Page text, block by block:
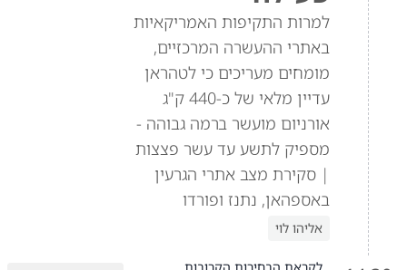
למרות התקיפות האמריקאיות
באתרי ההעשרה המרכזיים,
מומחים מעריכים כי לטהראן
עדיין מלאי של כ-440 ק"ג
אורניום מועשר ברמה גבוהה -
מספיק לתשע עד עשר פצצות
| סקירת מצב אתרי הגרעין
באספהאן, נתנז ופורדו
אליהו לוי